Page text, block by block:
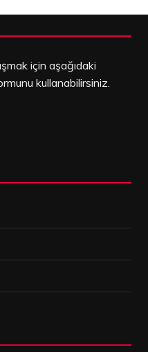
için aşağıdaki
kullanabilirsiniz.